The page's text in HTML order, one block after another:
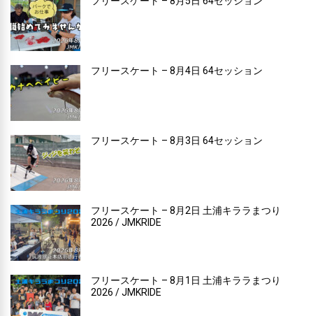
フリースケート – 8月4日 64セッション
フリースケート – 8月3日 64セッション
フリースケート – 8月2日 土浦キララまつり
2026 / JMKRIDE
フリースケート – 8月1日 土浦キララまつり
2026 / JMKRIDE